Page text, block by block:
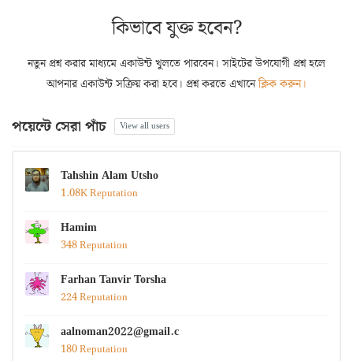
কিভাবে যুক্ত হবেন?
নতুন প্রশ্ন করার মাধ্যমে একাউন্ট খুলতে পারবেন। সাইটের উপযোগী প্রশ্ন হলে
আপনার একাউন্ট সক্রিয় করা হবে। প্রশ্ন করতে এখানেক্লিক করুন।
পয়েন্টে সেরা পাঁচ View all users
Tahshin Alam Utsho
1.08K Reputation
Hamim
348 Reputation
Farhan Tanvir Torsha
224 Reputation
aalnoman2022@gmail.com
180 Reputation